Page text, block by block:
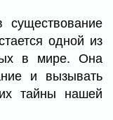
одной из
в мире. Она
и вызывать
тайны нашей